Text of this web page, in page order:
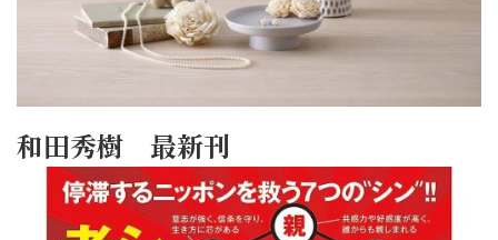
和田秀樹 最新刊